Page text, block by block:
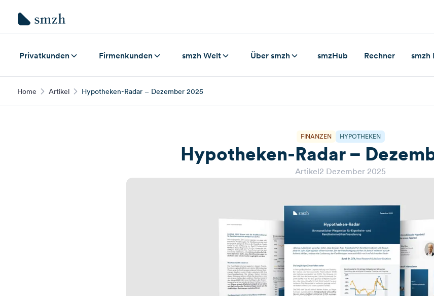
Privatkunden Firmenkunden smzh Welt Über smzh smzHub Rechner smzh
Home Artikel Hypotheken-Radar – Dezember 2025
FINANZEN HYPOTHEKEN
Hypotheken-Radar –
Artikel2 Dezember 2025